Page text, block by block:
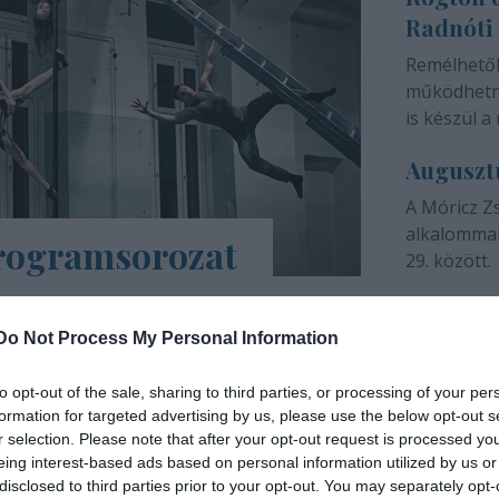
Not Process My Personal Information
opt-out of the sale, sharing to third parties, or processing of your
for targeted advertising by us, please use the below opt-out
selection. Please note that after your opt-out request is processed
interest-based ads based on personal information utilized by us
to third parties prior to your opt-out. You may separately
Háza e-Trafó elnevezésű
tartalmas, a digitális platformokon
online táncórák, live setek,
színházunk
Radnóti
is készül a
A Móricz
29. között.
INTERJÚ